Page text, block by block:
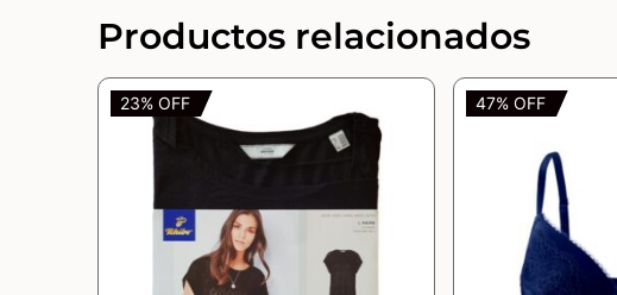
Productos relacionados
23% OFF 47% OFF